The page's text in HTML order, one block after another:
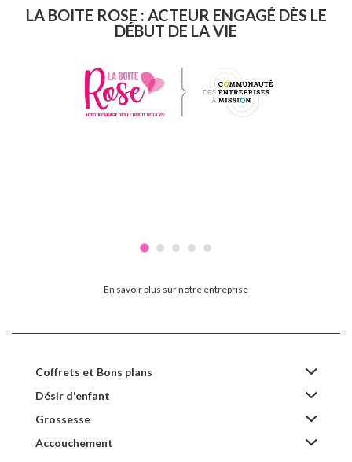
LA BOITE ROSE : ACTEUR ENGAGÉ DÈS LE
DÉBUT DE LA VIE
En savoir plus sur notre entreprise
Coffrets et Bons plans
Désir d'enfant
Grossesse
Accouchement